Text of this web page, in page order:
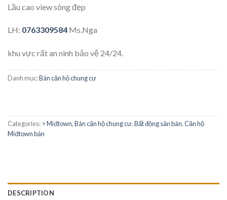
Lầu cao view sông đẹp
LH: 0763309584 Ms.Nga
khu vực rất an ninh bảo vệ 24/24.
Danh mục:Bán căn hộ chung cư
Categories: > Midtown,Bán căn hộ chung cư,Bất động sản bán,Căn hộ
Midtown bán
DESCRIPTION